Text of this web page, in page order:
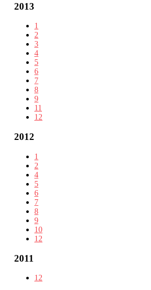
2013
1
2
3
4
5
6
7
8
9
11
12
2012
1
2
4
5
6
7
8
9
10
12
2011
12